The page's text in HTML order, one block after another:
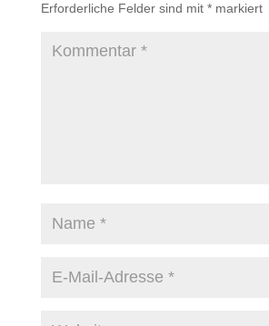
Erforderliche Felder sind mit *markiert